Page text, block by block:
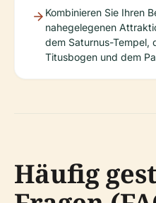
Kombinieren Sie Ihren
nahegelegenen
dem Saturnus-Tempel,
Titusbogen und dem
Häufig